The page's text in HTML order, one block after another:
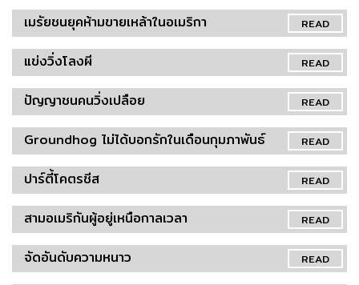
READ
เมรัยชนยุคห้ามขายเหล้าในอเมริกา
READ
แข่งวิ่งโลงผี
READ
ปัญญาชนคนวิ่งเปลือย
READ
Groundhog ไม่ได้บอกรักในเดือนกุมภาพันธ์
READ
ปาร์ตี้โคตรชีส
READ
สามอเมริกันผู้อยู่เหนือกาลเวลา
READ
จัดอันดับความหนาว